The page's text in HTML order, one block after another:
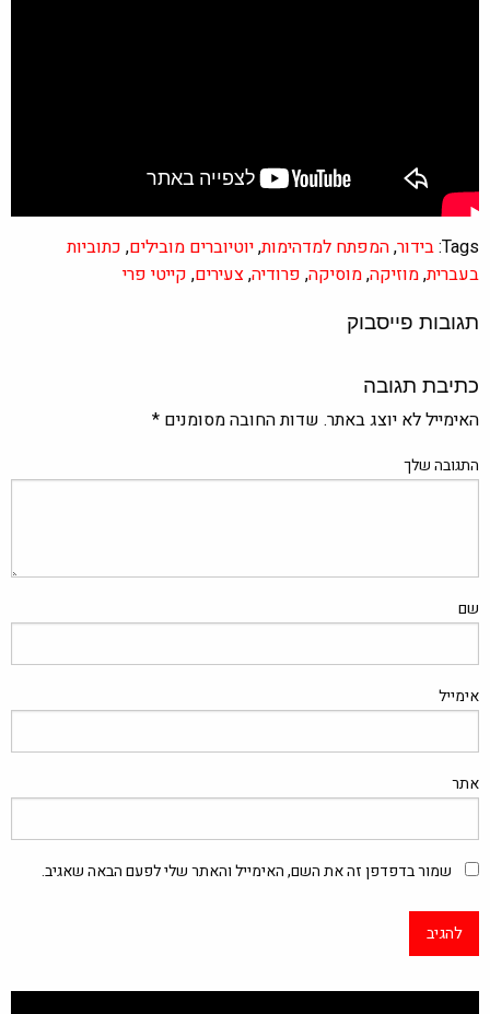
Tags: בידור,המפתח למדהימות,יוטיוברים מובילים, כתוביות
בעברית,מוזיקה,מוסיקה, פרודיה,צעירים, קייטי פרי
תגובות פייסבוק
כתיבת תגובה
האימייל לא יוצג באתר. שדות החובה מסומנים *
התגובה שלך
שם
אימייל
אתר
שמור בדפדפן זה את השם, האימייל והאתר שלי לפעם הבאה שאגיב.